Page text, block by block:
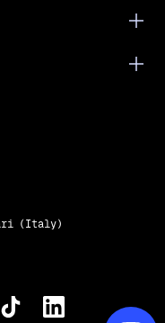
(Italy)